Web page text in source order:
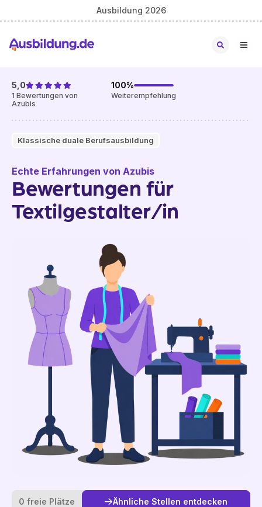
Ausbildung 2026
Klassische duale Berufsausbildung
5,0
1 Bewertungen von
Azubis
100%
Weiterempfehlung
Echte Erfahrungen von Azubis
Bewertungen für
Textilgestalter/in
0 freie Plätze Ähnliche Stellen entdecken